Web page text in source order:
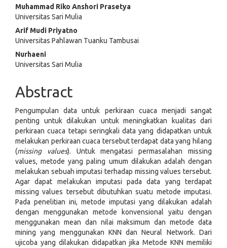
Main
Article
Content
Muhammad Riko Anshori Prasetya
Universitas Sari Mulia
Arif Mudi Priyatno
Universitas Pahlawan Tuanku Tambusai
Nurhaeni
Universitas Sari Mulia
Abstract
Pengumpulan data untuk perkiraan cuaca menjadi sangat
penting untuk dilakukan untuk meningkatkan kualitas dari
perkiraan cuaca tetapi seringkali data yang didapatkan untuk
melakukan perkiraan cuaca tersebut terdapat data yang hilang
(missing values). Untuk mengatasi permasalahan missing
values, metode yang paling umum dilakukan adalah dengan
melakukan sebuah imputasi terhadap missing values tersebut.
Agar dapat melakukan imputasi pada data yang terdapat
missing values tersebut dibutuhkan suatu metode imputasi.
Pada penelitian ini, metode imputasi yang dilakukan adalah
dengan menggunakan metode konvensional yaitu dengan
menggunakan mean dan nilai maksimum dan metode data
mining yang menggunakan KNN dan Neural Network. Dari
ujicoba yang dilakukan didapatkan jika Metode KNN memiliki